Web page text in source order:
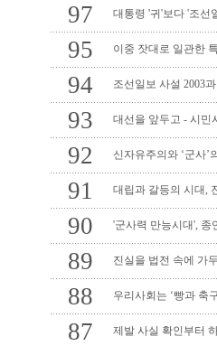
97 대통령 '귀'보다 '조선
95 이중 잣대로 일관한
94 조선일보 사설 2003과
93 대선을 앞두고 - 시민
92 신자유주의와 ‘군사’
91 대립과 갈등의 시대,
90 '군사력 만능시대', 종
89 진실을 법전 속에 가
88 우리사회는 ‘빵과 축
87 제발 사실 확인부터